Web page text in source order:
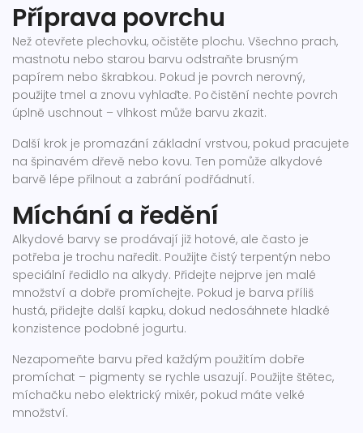
Příprava povrchu
Než otevřete plechovku, očistěte plochu. Všechno prach,
mastnotu nebo starou barvu odstraňte brusným
papírem nebo škrabkou. Pokud je povrch nerovný,
použijte tmel a znovu vyhlaďte. Po čistění nechte povrch
úplně uschnout – vlhkost může barvu zkazit.
Další krok je promazání základní vrstvou, pokud pracujete
na špinavém dřevě nebo kovu. Ten pomůže alkydové
barvě lépe přilnout a zabrání podřádnutí.
Míchání a ředění
Alkydové barvy se prodávají již hotové, ale často je
potřeba je trochu naředit. Použijte čistý terpentýn nebo
speciální ředidlo na alkydy. Přidejte nejprve jen malé
množství a dobře promíchejte. Pokud je barva příliš
hustá, přidejte další kapku, dokud nedosáhnete hladké
konzistence podobné jogurtu.
Nezapomeňte barvu před každým použitím dobře
promíchat – pigmenty se rychle usazují. Použijte štětec,
míchačku nebo elektrický mixér, pokud máte velké
množství.